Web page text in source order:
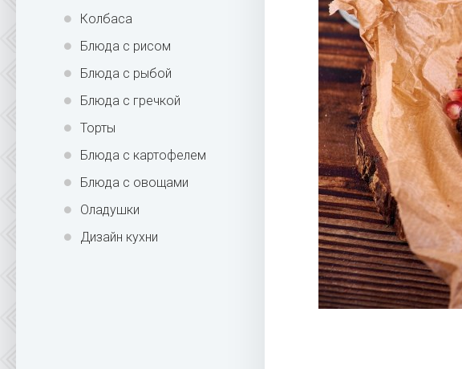
Колбаса
Блюда с рисом
Блюда с рыбой
Блюда с гречкой
Торты
Блюда с картофелем
Блюда с овощами
Оладушки
Дизайн кухни